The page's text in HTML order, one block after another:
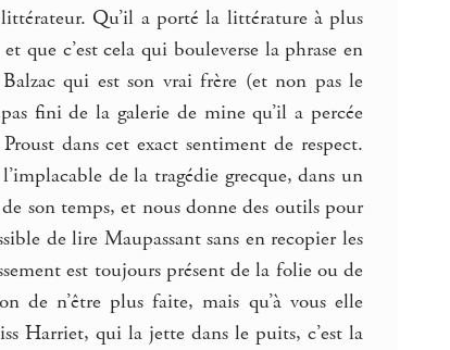
Qu’il a porté la littérature à plus
que c’est cela qui bouleverse la phrase en
Balzac qui est son vrai frère (et non pas le
fini de la galerie de mine qu’il a percée
dans cet exact sentiment de respect.
de la tragédie grecque, dans un
son temps, et nous donne des outils pour
de lire Maupassant sans en recopier les
est toujours présent de la folie ou de
de n’être plus faite, mais qu’à vous elle
Harriet, qui la jette dans le puits, c’est la